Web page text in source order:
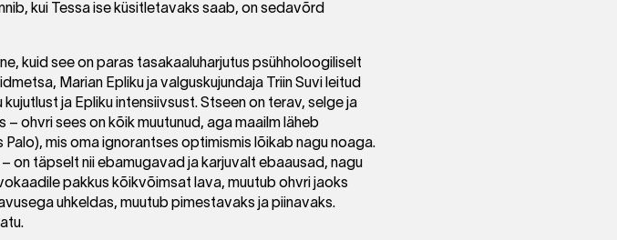
kui Tessa ise küsitletavaks saab, on sedavõrd
kuid see on paras tasakaaluharjutus psühholoogiliselt
Marian Epliku ja valguskujundaja Triin Suvi leitud
ja Epliku intensiivsust. Stseen on terav, selge ja
ohvri sees on kõik muutunud, aga maailm läheb
mis oma ignorantses optimismis lõikab nagu noaga.
on täpselt nii ebamugavad ja karjuvalt ebaausad, nagu
pakkus kõikvõimsat lava, muutub ohvri jaoks
uhkeldas, muutub pimestavaks ja piinavaks.